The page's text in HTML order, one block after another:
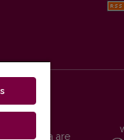
metadata are